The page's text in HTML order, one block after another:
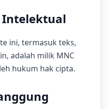
Intelektual
ini, termasuk teks,
adalah milik MNC
hukum hak cipta.